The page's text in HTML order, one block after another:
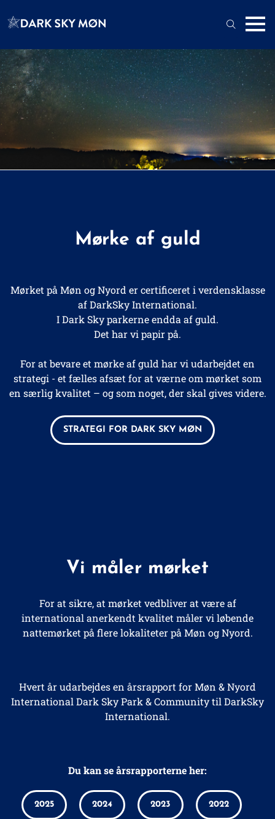
Mørke af guld
Mørket på Møn og Nyord er certificeret i verdensklasse
af DarkSky International.
I Dark Sky parkerne endda af guld.
Det har vi papir på.
For at bevare et mørke af guld har vi udarbejdet en
strategi - et fælles afsæt for at værne om mørket som
en særlig kvalitet – og som noget, der skal gives videre.
STRATEGI FOR DARK SKY MØN
Vi måler mørket
For at sikre, at mørket vedbliver at være af
international anerkendt kvalitet måler vi løbende
nattemørket på flere lokaliteter på Møn og Nyord.
Hvert år udarbejdes en årsrapport for Møn & Nyord
International Dark Sky Park & Community til DarkSky
International.
Du kan se årsrapporterne her:
2025 2024 2023 2022